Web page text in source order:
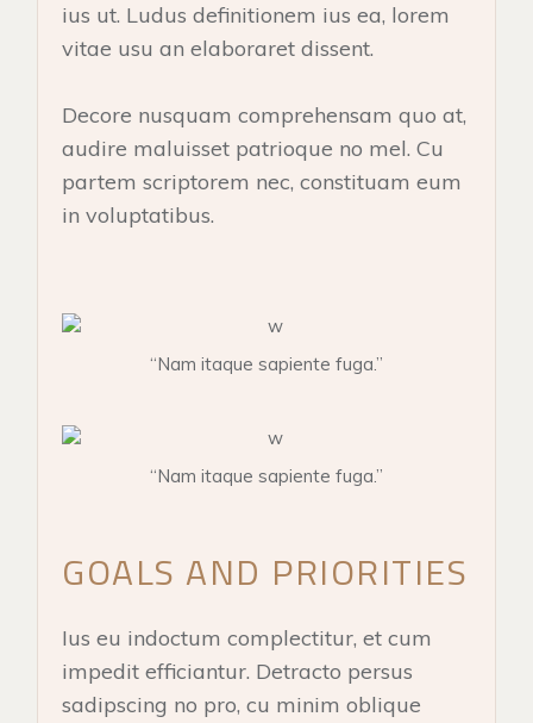
ius ut. Ludus definitionem ius ea, lorem
vitae usu an elaboraret dissent.
Decore nusquam comprehensam quo at,
audire maluisset patrioque no mel. Cu
partem scriptorem nec, constituam eum
in voluptatibus.
“Nam itaque sapiente fuga.”
“Nam itaque sapiente fuga.”
GOALS AND PRIORITIES
Ius eu indoctum complectitur, et cum
impedit efficiantur. Detracto persus
sadipscing no pro, cu minim oblique